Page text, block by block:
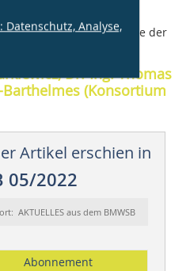
Mustersteckbriefs sowie der
Dr.-Ing. Thomas
(Konsortium
Artikel erschien in
05/2022
AKTUELLES aus dem BMWSB
Abonnement
Datenschutz, Analyse,